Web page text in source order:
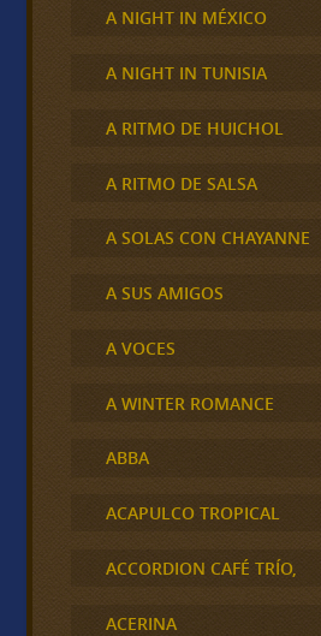
A NIGHT IN MÉXICO
A NIGHT IN TUNISIA
A RITMO DE HUICHOL
A RITMO DE SALSA
A SOLAS CON CHAYANNE
A SUS AMIGOS
A VOCES
A WINTER ROMANCE
ABBA
ACAPULCO TROPICAL
ACCORDION CAFÉ TRÍO,
ACERINA